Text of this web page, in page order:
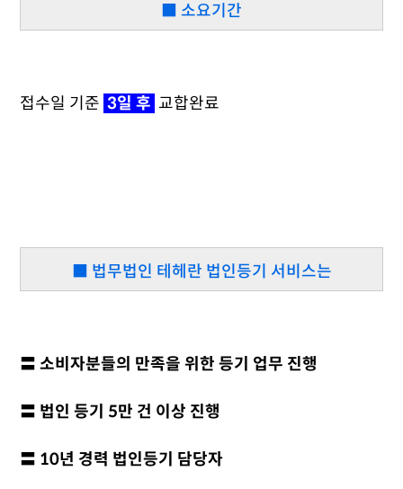
■ 소요기간
접수일 기준 3일 후 교합완료
■ 법무법인 테헤란 법인등기 서비스는
〓 소비자분들의 만족을 위한 등기 업무 진행
〓 법인 등기 5만 건 이상 진행
〓 10년 경력 법인등기 담당자